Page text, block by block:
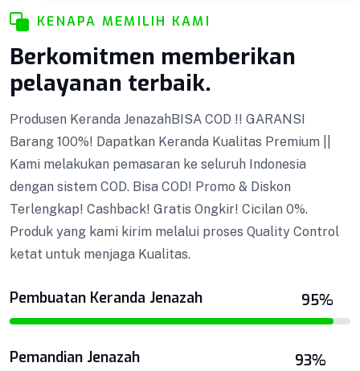
Tenda Pemandian
Tenda Pemandian BISA COD !! GARANSI Barang
Kami melakukan pemasaran ke seluruh Indonesia
dengan sistem COD. Bisa COD! Promo & Diskon
Produk yang kami kirim melalui proses Quality
Keranda Jenazah
Pemandian Jenazah
Tenda Pemandian
KENAPA MEMILIH KAMI
Berkomitmen memberikan
pelayanan terbaik.
Produsen Keranda JenazahBISA COD !! GARANSI
Barang 100%! Dapatkan Keranda Kualitas Premium ||
Kami melakukan pemasaran ke seluruh Indonesia
dengan sistem COD. Bisa COD! Promo & Diskon
Terlengkap! Cashback! Gratis Ongkir! Cicilan 0%.
Produk yang kami kirim melalui proses Quality Control
ketat untuk menjaga Kualitas.
Pembuatan Keranda Jenazah 95%
Pemandian Jenazah 93%